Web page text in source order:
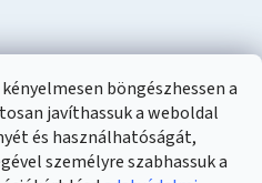
böngészhessen a
javíthassuk a weboldal
és használhatóságát,
személyre szabhassuk a